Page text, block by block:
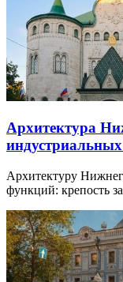
Архитектура
Архитектуру
функций: крепость